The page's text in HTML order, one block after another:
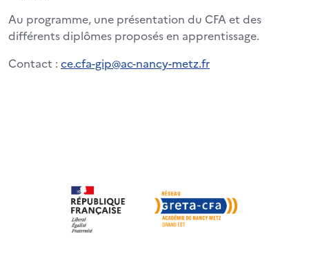
Au programme, une présentation du CFA et des
différents diplômes proposés en apprentissage.
Contact : ce.cfa-gip@ac-nancy-metz.fr